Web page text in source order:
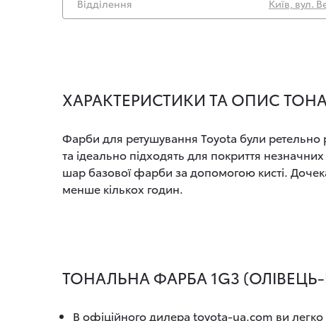
Відділення
Київ, вул.
ХАРАКТЕРИСТИКИ ТА ОПИС
Фарби для ретушування Toyota були ретельно
та ідеально підходять для покриття
шар базової фарби за допомогою кисті.
менше кількох годин.
ТОНАЛЬНА ФАРБА 1G3 (ОЛІВЕЦЬ-
В офіційного дилера toyota-ua.com ви